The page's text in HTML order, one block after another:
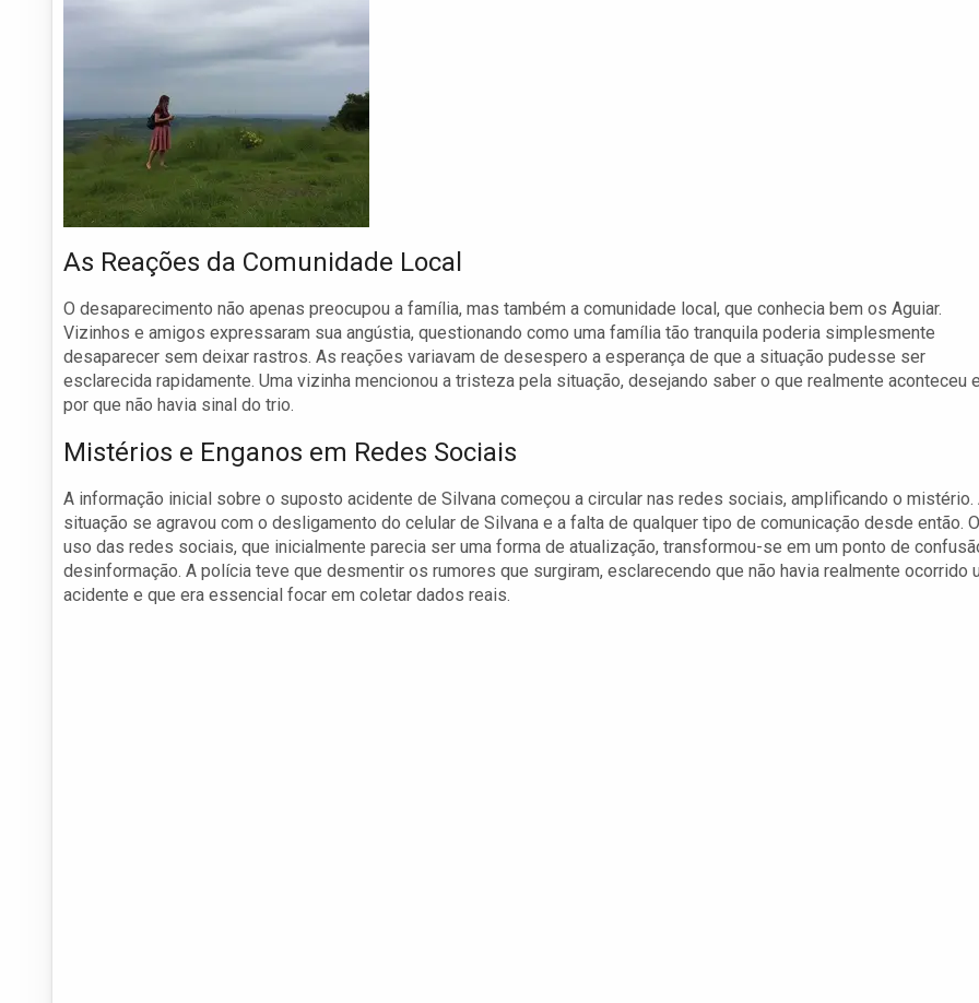
As Reações da Comunidade Local
O desaparecimento não apenas preocupou a família, mas também a comunidade local, que conhecia bem os Aguiar.
Vizinhos e amigos expressaram sua angústia, questionando como uma família tão tranquila poderia simplesmente
desaparecer sem deixar rastros. As reações variavam de desespero a esperança de que a situação pudesse ser
esclarecida rapidamente. Uma vizinha mencionou a tristeza pela situação, desejando saber o que realmente aconteceu
por que não havia sinal do trio.
Mistérios e Enganos em Redes Sociais
A informação inicial sobre o suposto acidente de Silvana começou a circular nas redes sociais, amplificando o mistério.
situação se agravou com o desligamento do celular de Silvana e a falta de qualquer tipo de comunicação desde então. O
uso das redes sociais, que inicialmente parecia ser uma forma de atualização, transformou-se em um ponto de
desinformação. A polícia teve que desmentir os rumores que surgiram, esclarecendo que não havia realmente ocorrido
acidente e que era essencial focar em coletar dados reais.